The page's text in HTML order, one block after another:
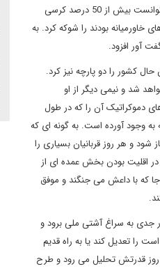
دست خواهد آورد و به این ترتیب سرنوشت رهبری اش بر ترکیه نیز با چالش جدی مواجه خواهد شد. اما چنین نشد و اردوغان توانست بیش از 50 درصد کرسی
بودند را شوکه کرد. به
آور افزود.
کشور را دو پارچه نیز کرد.
شد و نیمی دیگر از او
دموکراتیک آن را که در طول
وجود آورده است. به گونه ای که
و هر روز قربانیان بسیاری را
اقلیت بودن بخش عمده ای از
که با داعش می جنگند و موفق
جدی به سراغ آشتی ملی برود و
تعدیل کند یا به راه قدیم
روز قدرتش تحلیل می رود و طرح